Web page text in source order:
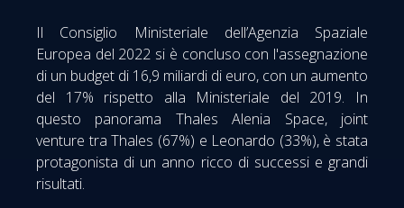
Il Consiglio Ministeriale dell’Agenzia Spaziale
Europea del 2022 si è concluso con l'assegnazione
di un budget di 16,9 miliardi di euro, con un aumento
del 17% rispetto alla Ministeriale del 2019. In
questo panorama Thales Alenia Space, joint
venture tra Thales (67%) e Leonardo (33%), è stata
protagonista di un anno ricco di successi e grandi
risultati.